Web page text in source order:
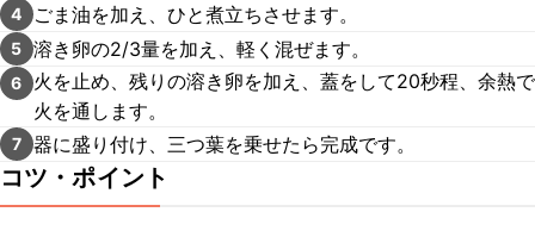
4 ごま油を加え、ひと煮立ちさせます。
5 溶き卵の2/3量を加え、軽く混ぜます。
6
火を止め、残りの溶き卵を加え、蓋をして20秒程、余熱で
火を通します。
7 器に盛り付け、三つ葉を乗せたら完成です。
コツ・ポイント